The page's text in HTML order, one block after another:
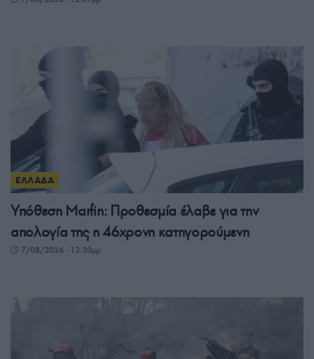
ΕΛΛΑΔΑ
Υπόθεση Marfin: Προθεσμία έλαβε για την
απολογία της η 46χρονη κατηγορούμενη
7/08/2026 - 12:30μμ